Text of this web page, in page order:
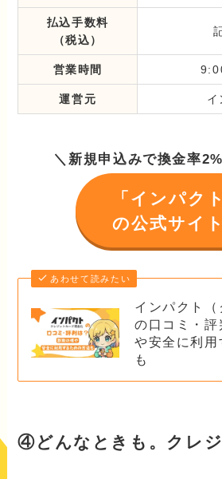
払込手数料
（税込）
営業時間
運営元 イ
＼新規申込みで換金率
「インパク
の公式サイ
あわせて読みたい
インパクト（
の口コミ・評
や安全に利用
も
④どんなときも。クレジ